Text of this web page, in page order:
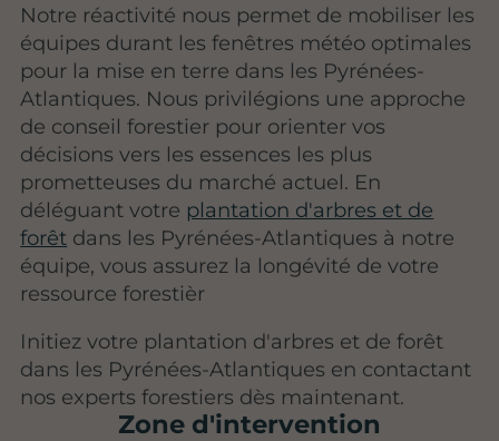
Notre réactivité nous permet de mobiliser les
équipes durant les fenêtres météo optimales
pour la mise en terre dans les Pyrénées-
Atlantiques. Nous privilégions une approche
de conseil forestier pour orienter vos
décisions vers les essences les plus
prometteuses du marché actuel. En
déléguant votre plantation d'arbres et de
forêt dans les Pyrénées-Atlantiques à notre
équipe, vous assurez la longévité de votre
ressource forestièr
Initiez votre plantation d'arbres et de forêt
dans les Pyrénées-Atlantiques en contactant
nos experts forestiers dès maintenant.
Zone d'intervention